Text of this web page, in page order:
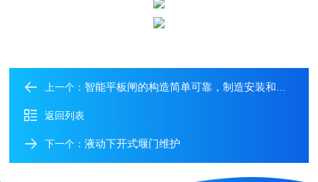
上一个： 智能平板闸的构造简单可靠，制造安装和运输较简便
返回列表
下一个：液动下开式堰门维护